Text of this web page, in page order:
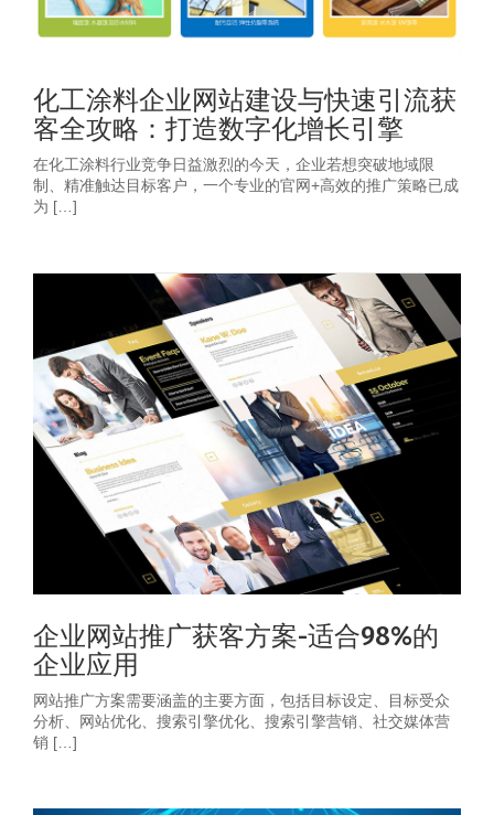
化工涂料企业网站建设与快速引流获
客全攻略：打造数字化增长引擎
在化工涂料行业竞争日益激烈的今天，企业若想突破地域限
制、精准触达目标客户，一个专业的官网+高效的推广策略已成
为 […]
企业网站推广获客方案-适合98%的
企业应用
网站推广方案需要涵盖的主要方面，包括目标设定、目标受众
分析、网站优化、搜索引擎优化、搜索引擎营销、社交媒体营
销 […]